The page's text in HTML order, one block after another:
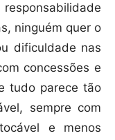
ninguém quer o
dificuldade nas
concessões e
tudo parece tão
sempre com
e menos